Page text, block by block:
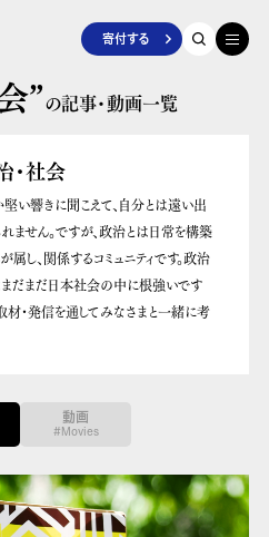
寄付する
”の記事・動画一覧
・社会
堅い響きに聞こえて、自分とは遠い出
ません。ですが、政治とは日常を構築
属し、関係するコミュニティです。政治
だまだ日本社会の中に根強いです
取材・発信を通してみなさまと一緒に考
動画
#Movies